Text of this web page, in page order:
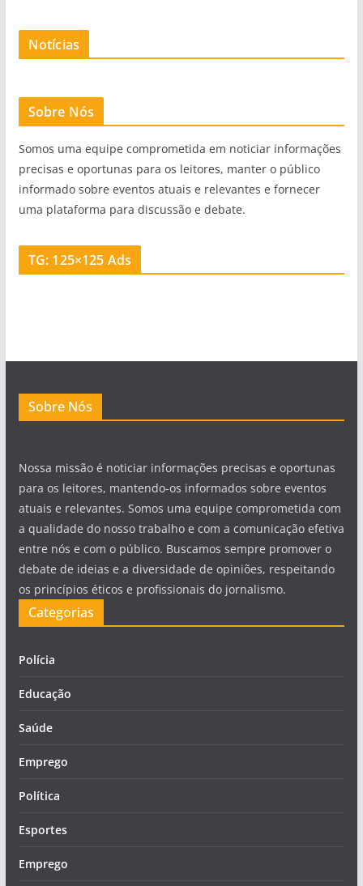
Notícias
Sobre Nós
Somos uma equipe comprometida em noticiar informações
precisas e oportunas para os leitores, manter o público
informado sobre eventos atuais e relevantes e fornecer
uma plataforma para discussão e debate.
TG: 125×125 Ads
Sobre Nós
Nossa missão é noticiar informações precisas e oportunas
para os leitores, mantendo-os informados sobre eventos
atuais e relevantes. Somos uma equipe comprometida com
a qualidade do nosso trabalho e com a comunicação efetiva
entre nós e com o público. Buscamos sempre promover o
debate de ideias e a diversidade de opiniões, respeitando
os princípios éticos e profissionais do jornalismo.
Categorias
Polícia
Educação
Saúde
Emprego
Política
Esportes
Emprego